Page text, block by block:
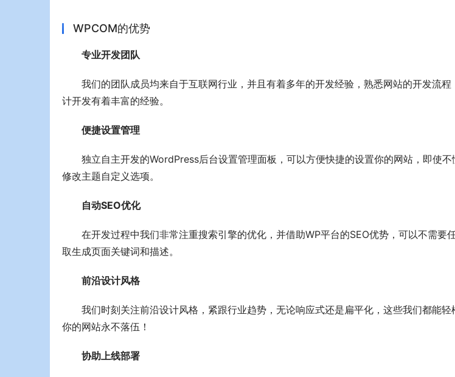
WPCOM的优势
专业开发团队
我们的团队成员均来自于互联网行业，并且有着多年的开发经验，熟悉网站的开发流
计开发有着丰富的经验。
便捷设置管理
独立自主开发的WordPress后台设置管理面板，可以方便快捷的设置你的网站，即使
修改主题自定义选项。
自动SEO优化
在开发过程中我们非常注重搜索引擎的优化，并借助WP平台的SEO优势，可以不需要
取生成页面关键词和描述。
前沿设计风格
我们时刻关注前沿设计风格，紧跟行业趋势，无论响应式还是扁平化，这些我们都能
你的网站永不落伍！
协助上线部署